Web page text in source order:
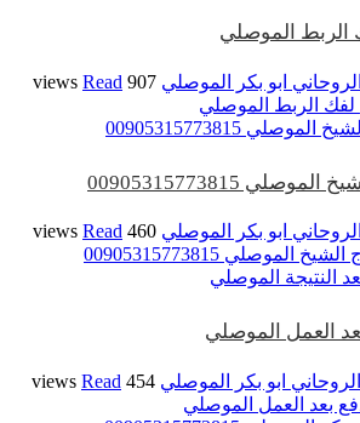
الربط الموصلي
ابو بكر الموصلي 907 views
Read
الربط الموصلي
00905315773815
ابو بكر الموصلي 460 views
Read
00905315773815
العمل الموصلي
ابو بكر الموصلي 454 views
Read
بعد العمل الموصلي